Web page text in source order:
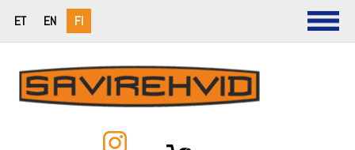
ET EN FI